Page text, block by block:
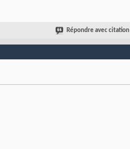
Répondre avec citation